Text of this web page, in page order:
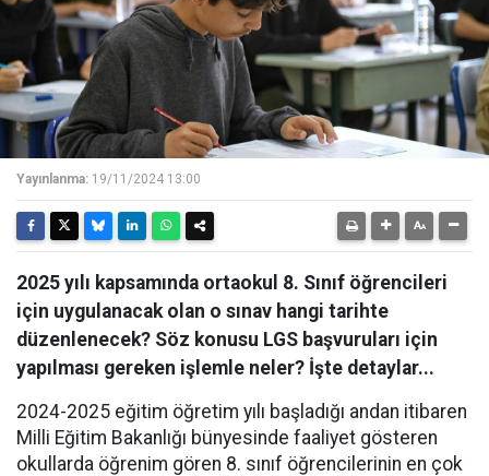
Yayınlanma: 19/11/2024 13:00
2025 yılı kapsamında ortaokul 8. Sınıf öğrencileri
için uygulanacak olan o sınav hangi tarihte
düzenlenecek? Söz konusu LGS başvuruları için
yapılması gereken işlemle neler? İşte detaylar...
2024-2025 eğitim öğretim yılı başladığı andan itibaren
Milli Eğitim Bakanlığı bünyesinde faaliyet gösteren
okullarda öğrenim gören 8. sınıf öğrencilerinin en çok